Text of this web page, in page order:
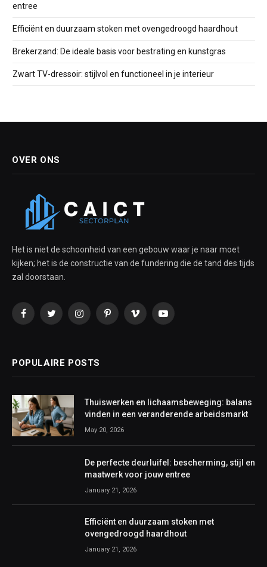
entree
Efficiënt en duurzaam stoken met ovengedroogd haardhout
Brekerzand: De ideale basis voor bestrating en kunstgras
Zwart TV-dressoir: stijlvol en functioneel in je interieur
OVER ONS
Het is niet de schoonheid van een gebouw waar je naar moet
kijken; het is de constructie van de fundering die de tand des tijds
zal doorstaan.
FacebookTwitterInstagramPinterestVimeo YouTube
POPULAIRE POSTS
Thuiswerken en lichaamsbeweging: balans
vinden in een veranderende arbeidsmarkt
May 20, 2026
De perfecte deurluifel: bescherming, stijl en
maatwerk voor jouw entree
January 21, 2026
Efficiënt en duurzaam stoken met
ovengedroogd haardhout
January 21, 2026